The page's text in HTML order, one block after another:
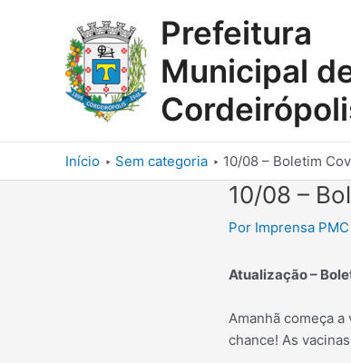
Prefeitura
Municipal
Início Sem categoria 10/08 – Boletim
10/08 –
Por Imprensa PMC
Atualização –
Amanhã começa
chance! As